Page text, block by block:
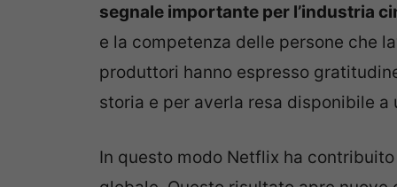
segnale importante per l’industria
e la competenza delle persone che
produttori hanno espresso
storia e per averla resa disponibile
In questo modo Netflix ha